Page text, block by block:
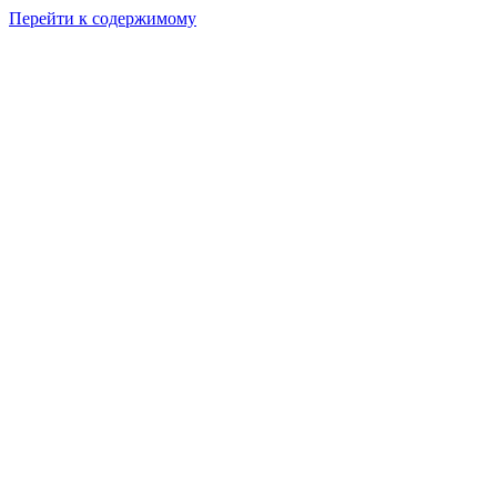
Перейти к содержимому